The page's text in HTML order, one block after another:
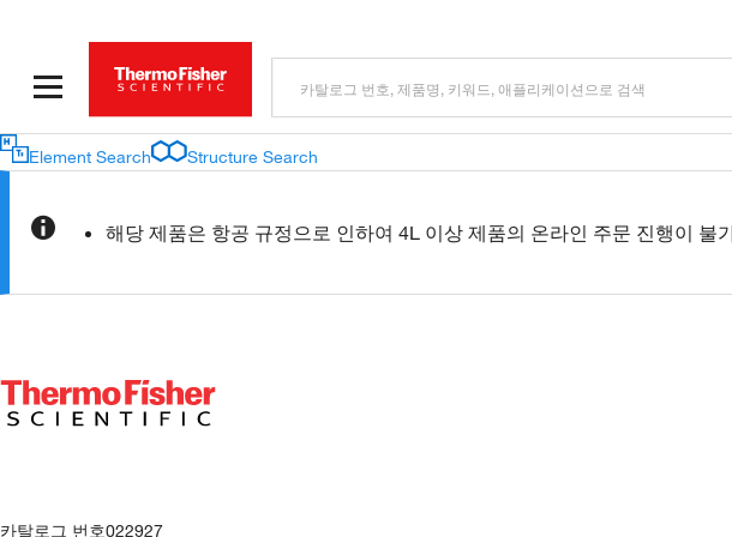
Element Search Structure Search
해당 제품은 항공 규정으로 인하여 4L 이상 제품의 온라인 주문 진행이 불
카탈로그 번호022927